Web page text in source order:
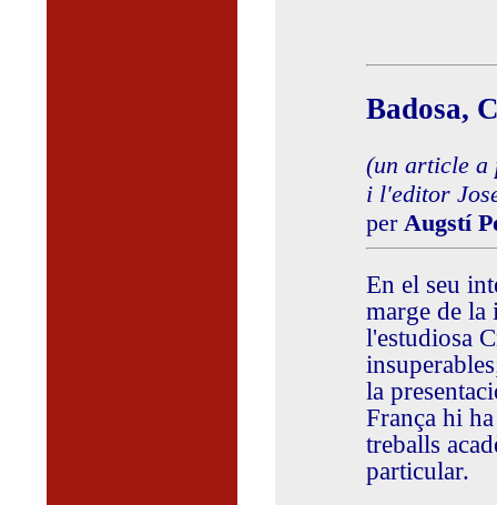
Badosa,
(un article a
i l'editor
per Augstí
En el seu
marge de la
l'estudiosa
la
França hi
treballs
particular.